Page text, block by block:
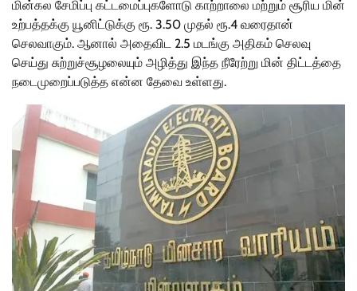
மின்கல சேமிப்பு கட்டமைப்புகளோடு காற்றாலை மற்றும் சூரிய மின்
உற்பத்தக்கு யூனிட்டுக்கு ரூ. 3.50 முதல் ரூ.4 வரைதான்
செலவாகும். ஆனால் அதைவிட 2.5 மடங்கு அதிகம் செலவு
செய்து சுற்றுச்சூழலையும் அழித்து இந்த நீரேற்று மின் திட்டத்தை
நடைமுறைப்படுத்த என்ன தேவை உள்ளது.